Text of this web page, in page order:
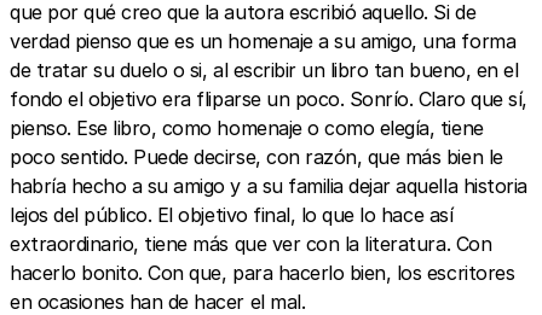
que por qué creo que la autora escribió aquello. Si de
verdad pienso que es un homenaje a su amigo, una forma
de tratar su duelo o si, al escribir un libro tan bueno, en el
fondo el objetivo era fliparse un poco. Sonrío. Claro que sí,
pienso. Ese libro, como homenaje o como elegía, tiene
poco sentido. Puede decirse, con razón, que más bien le
habría hecho a su amigo y a su familia dejar aquella historia
lejos del público. El objetivo final, lo que lo hace así
extraordinario, tiene más que ver con la literatura. Con
hacerlo bonito. Con que, para hacerlo bien, los escritores
en ocasiones han de hacer el mal.